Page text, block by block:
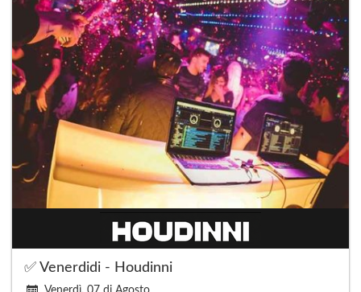
✅ Venerdidi - Houdinni